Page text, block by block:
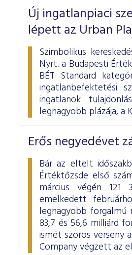
Új ingatlanpiaci
lépett az Urban
Szimbolikus
Nyrt. a Budapesti
BÉT Standard
ingatlanbefektetési
ingatlanok
legnagyobb plázája, a
Erős negyedévet
Bár az eltelt
Értéktőzsde első
március végén 121
emelkedett
legnagyobb forgalmú
83,7 és 56,6 milliárd
ismét szoros verseny
Company végzett az